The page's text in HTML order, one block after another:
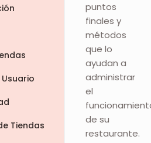
Tiendas
puntos
finales y
métodos
que lo
ayudan a
administrar
el
de su
restaurante.